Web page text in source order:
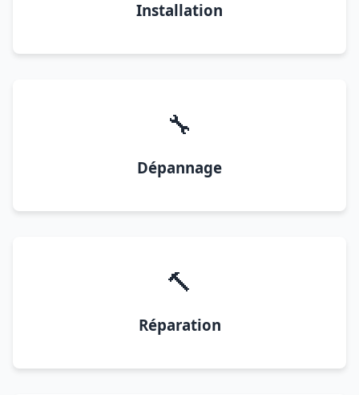
Installation
🔧
Dépannage
🔨
Réparation